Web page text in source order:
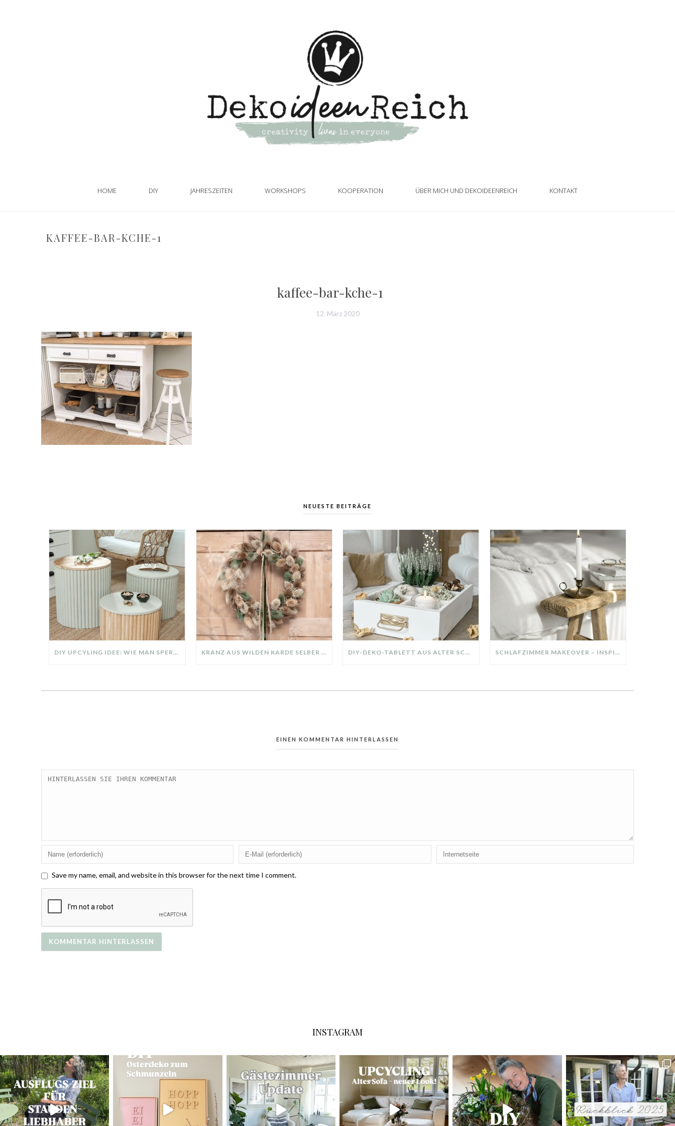
HOME DIY JAHRESZEITEN WORKSHOPS KOOPERATION ÜBER MICH UND DEKOIDEENREICH KONTAKT
KAFFEE-BAR-KCHE-1
kaffee-bar-kche-1
12. März 2020
NEUESTE BEITRÄGE
DIY UPCYLING IDEE: WIE MAN SPERRMÜLL IN EIN DESIGNER TEIL VERWANDELT KRANZ AUS WILDEN KARDE SELBER MACHEN: HERBSTDEKO GANZ EINFACH DIY-DEKO-TABLETT AUS ALTER SCHUBLADE – NACHHALTIGE HERBSTDEKO SELBER MACHEN! SCHLAFZIMMER MAKEOVER – INSPIRATION FÜR DEIN SCHLAFZIMMER: AUS ALT MACH NEU – HELL, GEMÜTLICH UND EINLADEND
EINEN KOMMENTAR HINTERLASSEN
Save my name, email, and website in this browser for the next time I comment.
INSTAGRAM